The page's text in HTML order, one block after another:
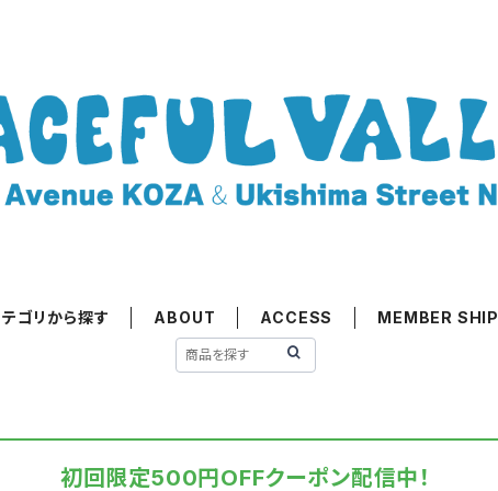
ゴリから探す ABOUT ACCESS MEMBER SHIP
初回限定500円OFFクーポン配信中！